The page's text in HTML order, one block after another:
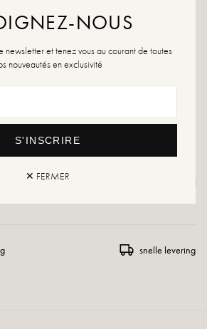
adviseren wij je je gebruikelijke maat te kiezen
of een multi-materiaal spray die in alle gevallen
verkooppunten die regelmatig extra voorraad
snelle levering
NOUS
newsletter et tenez vous au courant de toutes
nouveautés en exclusivité
S'INSCRIRE
✕ FERMER